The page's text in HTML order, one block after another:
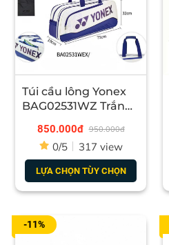
Túi cầu lông Yonex
BAG02531WZ Trắng
850.000đ 950.000đ
0/5 317 view
LỰA CHỌN TÙY CHỌN
-11%